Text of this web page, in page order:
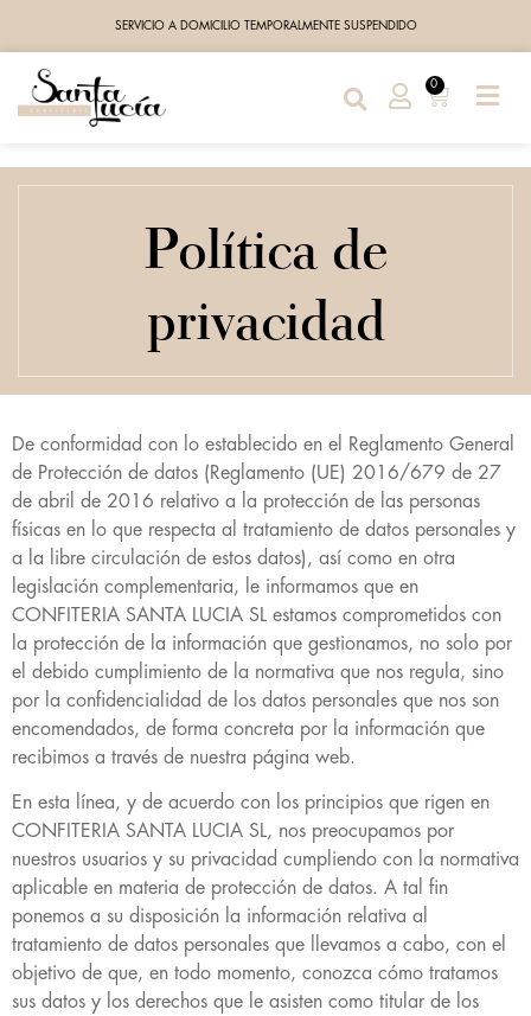
SERVICIO A DOMICILIO TEMPORALMENTE SUSPENDIDO
0
Política de
privacidad
De conformidad con lo establecido en el Reglamento General
de Protección de datos (Reglamento (UE) 2016/679 de 27
de abril de 2016 relativo a la protección de las personas
físicas en lo que respecta al tratamiento de datos personales y
a la libre circulación de estos datos), así como en otra
legislación complementaria, le informamos que en
CONFITERIA SANTA LUCIA SL estamos comprometidos con
la protección de la información que gestionamos, no solo por
el debido cumplimiento de la normativa que nos regula, sino
por la confidencialidad de los datos personales que nos son
encomendados, de forma concreta por la información que
recibimos a través de nuestra página web.
En esta línea, y de acuerdo con los principios que rigen en
CONFITERIA SANTA LUCIA SL, nos preocupamos por
nuestros usuarios y su privacidad cumpliendo con la normativa
aplicable en materia de protección de datos. A tal fin
ponemos a su disposición la información relativa al
tratamiento de datos personales que llevamos a cabo, con el
objetivo de que, en todo momento, conozca cómo tratamos
sus datos y los derechos que le asisten como titular de los